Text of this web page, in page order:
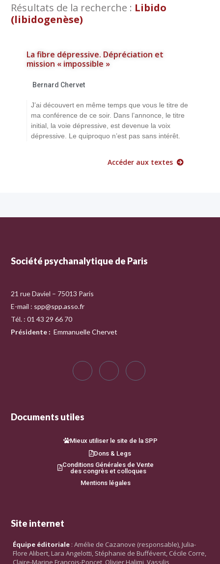
Résultats de la recherche : Libido
(libidogenèse)
La fibre dépressive. Dépréciation et
mission « impossible »
Bernard Chervet
J’ai découvert en même temps que vous le titre de
ma conférence de ce soir. Dans l’annonce, le titre
initial, la voie dépressive, est devenue la voix
dépressive. Le quiproquo n’est pas sans intérêt.
Accéder aux textes
Société psychanalytique de Paris
21 rue Daviel – 75013 Paris
E-mail : spp@spp.asso.fr
Tél. : 01 43 29 66 70
Présidente : Emmanuelle Chervet
Documents utiles
Mieux utiliser le site de la SPP
Dons & Legs
Conditions Générales de Vente
des congrès et colloques
Mentions légales
Site internet
Équipe éditoriale : Amélie de Cazanove (responsable), Julia-
Flore Alibert, Lara Angelotti, Stéphanie de Buffévent, Cécile Corre,
Claire-Marine François-Poncet, Olivier Halimi, Vassilis